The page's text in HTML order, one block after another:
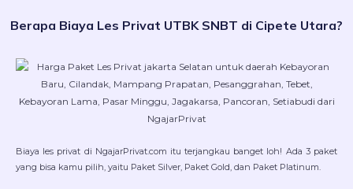
Berapa Biaya Les Privat UTBK SNBT di Cipete Utara?
Biaya les privat di NgajarPrivat.com itu terjangkau banget loh! Ada 3 paket
yang bisa kamu pilih, yaitu Paket Silver, Paket Gold, dan Paket Platinum.